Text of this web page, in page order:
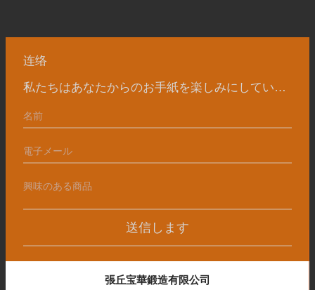
连络
私たちはあなたからのお手紙を楽しみにしています
送信します
張丘宝華鍛造有限公司